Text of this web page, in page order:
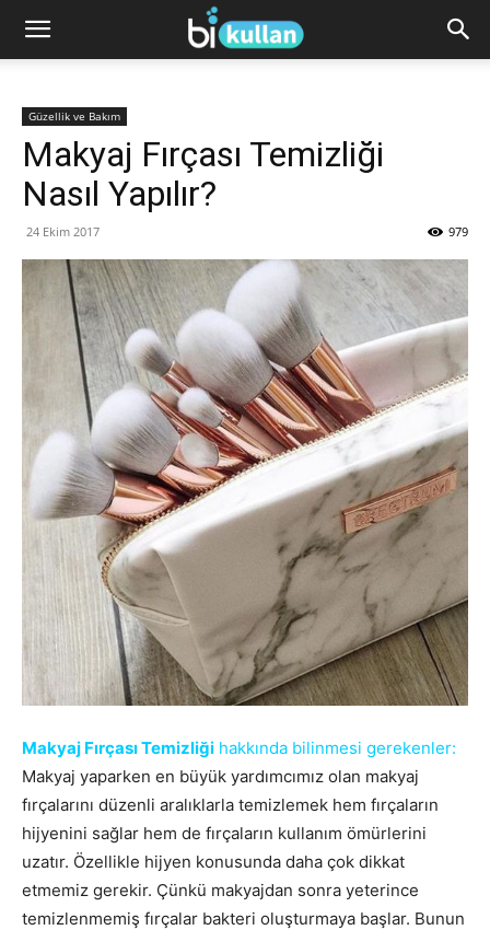
Güzellik ve Bakım
Makyaj Fırçası Temizliği
Nasıl Yapılır?
24 Ekim 2017 979
Makyaj Fırçası Temizliği hakkında bilinmesi gerekenler:
Makyaj yaparken en büyük yardımcımız olan makyaj
fırçalarını düzenli aralıklarla temizlemek hem fırçaların
hijyenini sağlar hem de fırçaların kullanım ömürlerini
uzatır. Özellikle hijyen konusunda daha çok dikkat
etmemiz gerekir. Çünkü makyajdan sonra yeterince
temizlenmemiş fırçalar bakteri oluşturmaya başlar. Bunun